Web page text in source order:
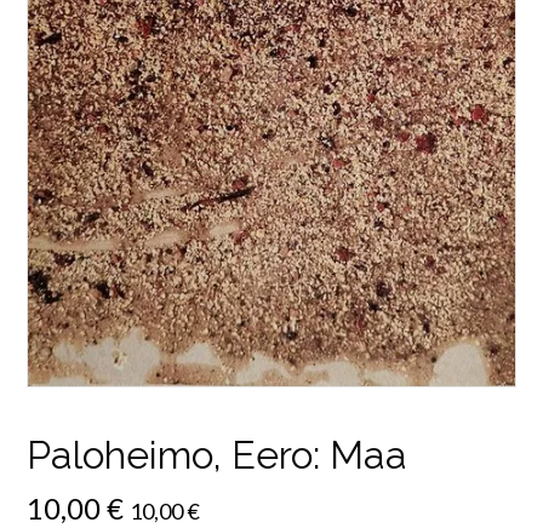
Paloheimo, Eero: Maa
10,00€ 10,00€